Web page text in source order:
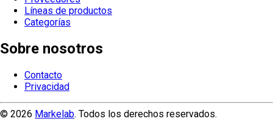
Líneas de productos
Categorías
Sobre nosotros
Contacto
Privacidad
© 2026 Markelab. Todos los derechos reservados.